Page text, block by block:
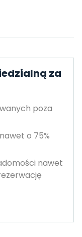
za
poza
o 75%
nawet